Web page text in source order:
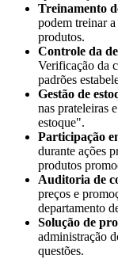
Treinamento
podem treinar
produtos.
Controle da
Verificação da
padrões
Gestão de
nas prateleiras
estoque".
Participação
durante ações
produtos
Auditoria de
preços e
departamento
Solução de
administração
questões.